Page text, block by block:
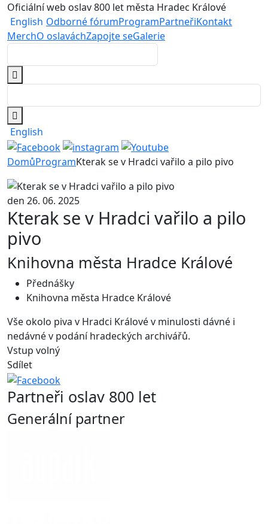
Oficiální web oslav 800 let města Hradec Králové
English Odborné fórumProgramPartneřiKontakt
MerchO oslaváchZapojte seGalerie
English
DomůProgramKterak se v Hradci vařilo a pilo pivo
den 26. 06. 2025
Kterak se v Hradci vařilo a pilo
pivo
Knihovna města Hradce Králové
Přednášky
Knihovna města Hradce Králové
Vše okolo piva v Hradci Králové v minulosti dávné i
nedávné v podání hradeckých archivářů.
Vstup volný
Sdílet
Partneři oslav 800 let
Generální partner